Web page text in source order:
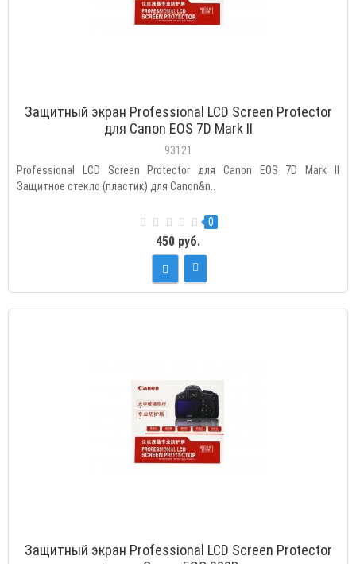
Защитный экран Professional LCD Screen Protector
для Canon EOS 7D Mark II
93121
Professional LCD Screen Protector для Canon EOS 7D Mark II
Защитное стекло (пластик) для Canon&n..
0
450 руб.
Защитный экран Professional LCD Screen Protector